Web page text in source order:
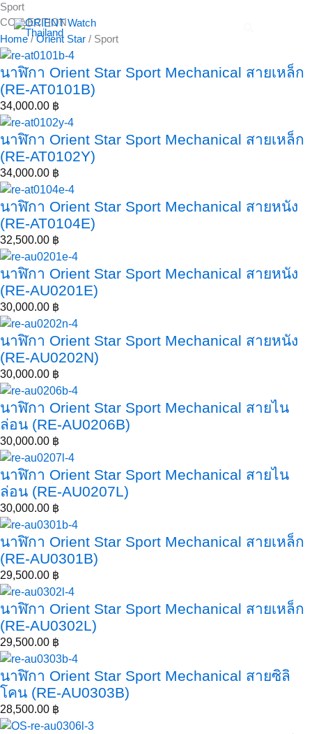
Skip
to
content
Sport
COLLECTION
Home/Orient Star / Sport
นาฬิกา Orient Star Sport Mechanical สายเหล็ก
(RE-AT0101B)
34,000.00 ฿
นาฬิกา Orient Star Sport Mechanical สายเหล็ก
(RE-AT0102Y)
34,000.00 ฿
นาฬิกา Orient Star Sport Mechanical สายหนัง
(RE-AT0104E)
32,500.00 ฿
นาฬิกา Orient Star Sport Mechanical สายหนัง
(RE-AU0201E)
30,000.00 ฿
นาฬิกา Orient Star Sport Mechanical สายหนัง
(RE-AU0202N)
30,000.00 ฿
นาฬิกา Orient Star Sport Mechanical สายไน
ล่อน (RE-AU0206B)
30,000.00 ฿
นาฬิกา Orient Star Sport Mechanical สายไน
ล่อน (RE-AU0207L)
30,000.00 ฿
นาฬิกา Orient Star Sport Mechanical สายเหล็ก
(RE-AU0301B)
29,500.00 ฿
นาฬิกา Orient Star Sport Mechanical สายเหล็ก
(RE-AU0302L)
29,500.00 ฿
นาฬิกา Orient Star Sport Mechanical สายซิลิ
โคน (RE-AU0303B)
28,500.00 ฿
ค้นหา....